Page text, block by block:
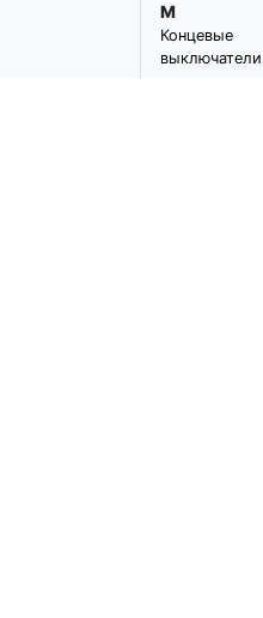
М
Концевые
выключатели